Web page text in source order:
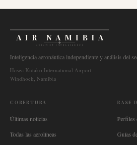
AIR NAMIBIA
AVIATION INTELLIGENCE
Inteligencia aeronáutica independiente y análisis del
Hosea Kutako International Airport
Windhoek, Namibia
COBERTURA
Últimas noticias
Todas las aerolíneas
BASE
Perfiles
Guías